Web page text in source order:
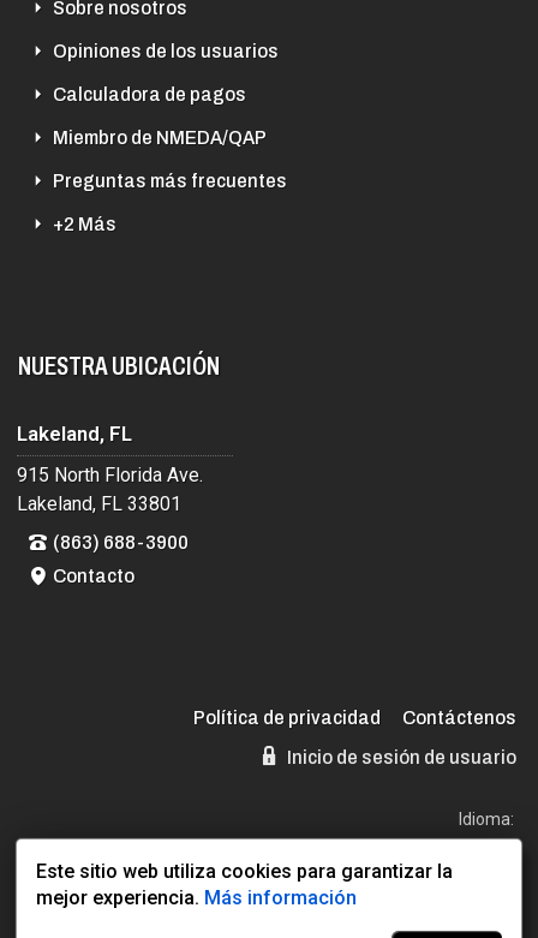
Sobre nosotros
Opiniones de los usuarios
Calculadora de pagos
Miembro de NMEDA/QAP
Preguntas más frecuentes
+2 Más
NUESTRA UBICACIÓN
Lakeland, FL
915 North Florida Ave.
Lakeland, FL 33801
(863) 688-3900
Contacto
Política de privacidad
Contáctenos
Inicio de sesión de usuario
Idioma:
Este sitio web utiliza cookies para garantizar la
mejor experiencia. Más información